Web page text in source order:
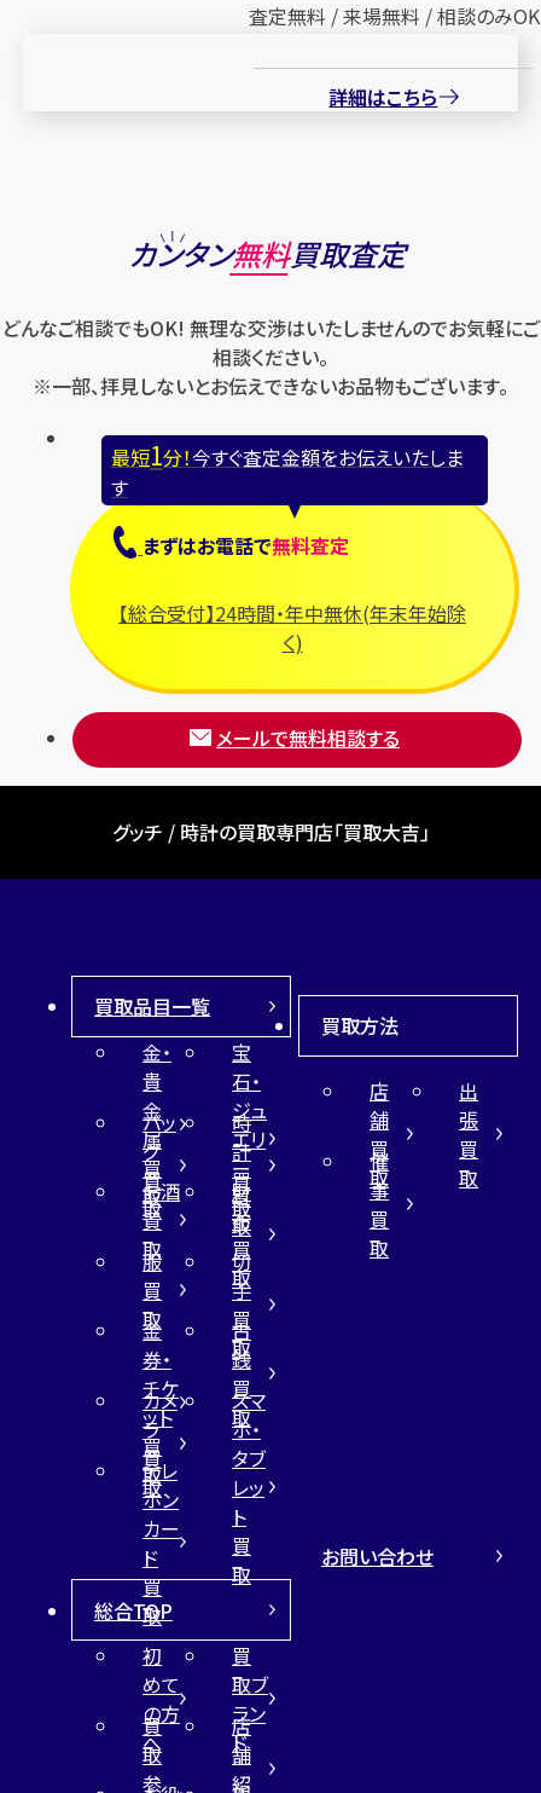
査定無料 / 来場無料 / 相談のみOK
詳細はこちら
カンタン無料買取査定
どんなご相談でもOK! 無理な交渉はいたしませんのでお気軽にご
相談ください。
※一部、拝見しないとお伝えできないお品物もございます。
最短1分！今すぐ査定金額をお伝えいたしま
す
まずはお電話で無料査定
【総合受付】24時間・年中無休(年末年始除
く)
メールで無料相談する
グッチ / 時計の買取専門店「買取大吉」
買取品目一覧
金・
貴
金
属
買
取
宝
石・
ジュ
エリ
ー
買
取
バッ
グ
買
取
時
計
買
取
お酒
買
取
財
布
買
取
服
買
取
切
手
買
取
金
券・
チケ
ット
買
取
古
銭
買
取
カメ
ラ
買
取
スマ
ホ・
タブ
レッ
ト
買
取
テレ
ホン
カー
ド
買
取
買取方法
店
舗
買
取
出
張
買
取
催
事
買
取
総合TOP
初
めて
の方
へ
買
取ブ
ラン
ド
買
取
参
店
舗
紹
お問い合わせ